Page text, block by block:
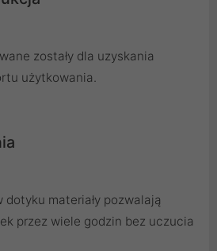
zostały dla uzyskania
użytkowania.
materiały pozwalają
przez wiele godzin bez uczucia